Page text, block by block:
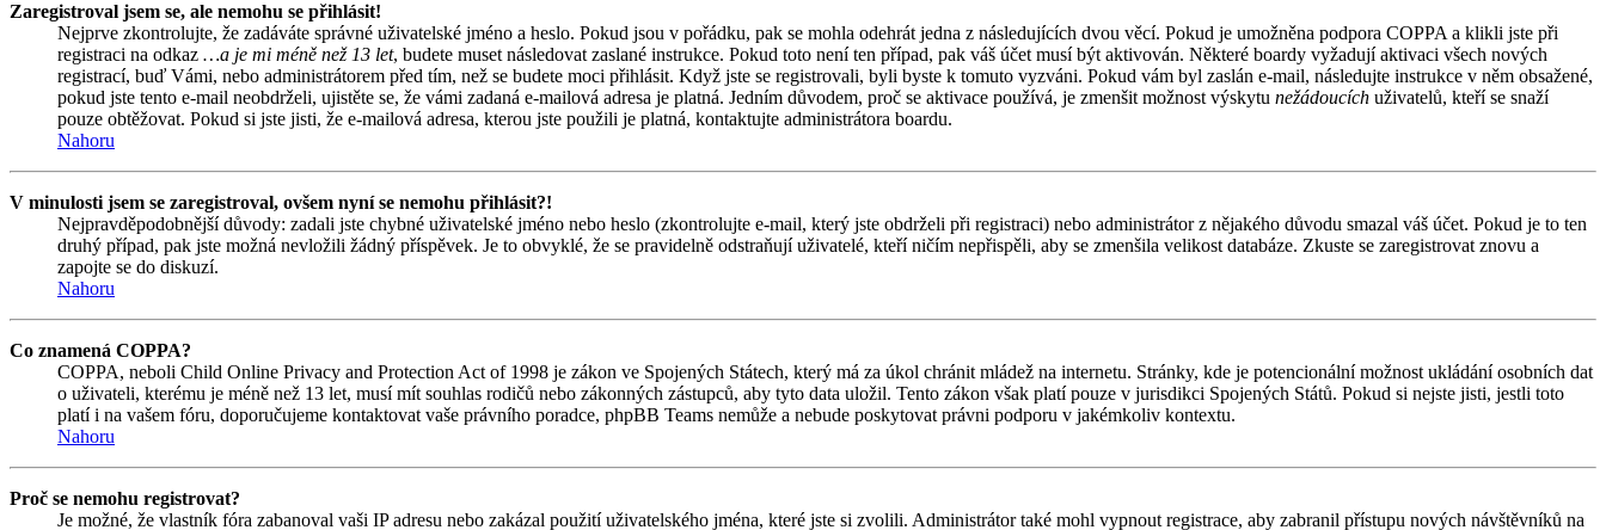
Zaregistroval jsem se, ale nemohu se přihlásit!
Nejprve zkontrolujte, že zadáváte správné uživatelské jméno a heslo. Pokud jsou v pořádku, pak se mohla odehrát jedna z následujících dvou věcí. Pokud je umožněna podpora COPPA a klikli jste při
registraci na odkaz …a je mi méně než 13 let, budete muset následovat zaslané instrukce. Pokud toto není ten případ, pak váš účet musí být aktivován. Některé boardy vyžadují aktivaci všech nových
registrací, buď Vámi, nebo administrátorem před tím, než se budete moci přihlásit. Když jste se registrovali, byli byste k tomuto vyzváni. Pokud vám byl zaslán e-mail, následujte instrukce v něm obsažené,
pokud jste tento e-mail neobdrželi, ujistěte se, že vámi zadaná e-mailová adresa je platná. Jedním důvodem, proč se aktivace používá, je zmenšit možnost výskytu nežádoucích uživatelů, kteří se snaží
pouze obtěžovat. Pokud si jste jisti, že e-mailová adresa, kterou jste použili je platná, kontaktujte administrátora boardu.
Nahoru
V minulosti jsem se zaregistroval, ovšem nyní se nemohu přihlásit?!
Nejpravděpodobnější důvody: zadali jste chybné uživatelské jméno nebo heslo (zkontrolujte e-mail, který jste obdrželi při registraci) nebo administrátor z nějakého důvodu smazal váš účet. Pokud je to ten
druhý případ, pak jste možná nevložili žádný příspěvek. Je to obvyklé, že se pravidelně odstraňují uživatelé, kteří ničím nepřispěli, aby se zmenšila velikost databáze. Zkuste se zaregistrovat znovu a
zapojte se do diskuzí.
Nahoru
Co znamená COPPA?
COPPA, neboli Child Online Privacy and Protection Act of 1998 je zákon ve Spojených Státech, který má za úkol chránit mládež na internetu. Stránky, kde je potencionální možnost ukládání osobních dat
o uživateli, kterému je méně než 13 let, musí mít souhlas rodičů nebo zákonných zástupců, aby tyto data uložil. Tento zákon však platí pouze v jurisdikci Spojených Států. Pokud si nejste jisti, jestli toto
platí i na vašem fóru, doporučujeme kontaktovat vaše právního poradce, phpBB Teams nemůže a nebude poskytovat právni podporu v jakémkoliv kontextu.
Nahoru
Proč se nemohu registrovat?
Je možné, že vlastník fóra zabanoval vaši IP adresu nebo zakázal použití uživatelského jména, které jste si zvolili. Administrátor také mohl vypnout registrace, aby zabranil přístupu nových návštěvníků na